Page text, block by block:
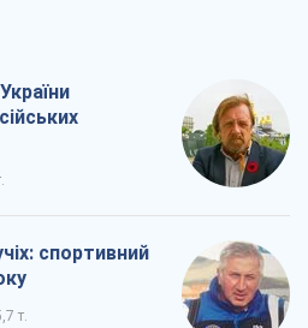
спортивний
т.